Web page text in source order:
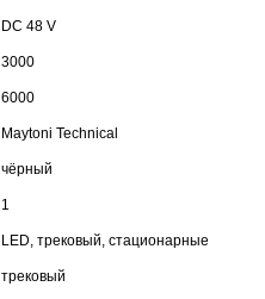
DC 48 V
3000
6000
Maytoni Technical
чёрный
1
LED, трековый, стационарные
трековый